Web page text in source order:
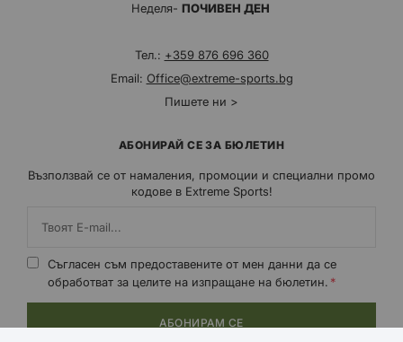
Неделя- ПОЧИВЕН ДЕН
Тел.: +359 876 696 360
Email: Office@extreme-sports.bg
Пишете ни >
АБОНИРАЙ СЕ ЗА БЮЛЕТИН
Възползвай се от намаления, промоции и специални промо
кодове в Extreme Sports!
Съгласен съм предоставените от мен данни да се
обработват за целите на изпращане на бюлетин.
АБОНИРАМ СЕ